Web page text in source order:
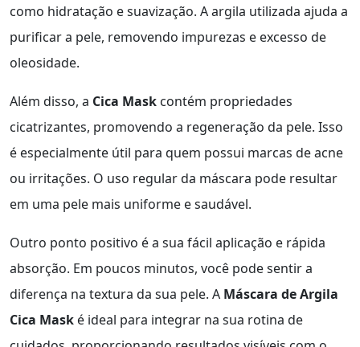
como hidratação e suavização. A argila utilizada ajuda a
purificar a pele, removendo impurezas e excesso de
oleosidade.
Além disso, a Cica Mask contém propriedades
cicatrizantes, promovendo a regeneração da pele. Isso
é especialmente útil para quem possui marcas de acne
ou irritações. O uso regular da máscara pode resultar
em uma pele mais uniforme e saudável.
Outro ponto positivo é a sua fácil aplicação e rápida
absorção. Em poucos minutos, você pode sentir a
diferença na textura da sua pele. A Máscara de Argila
Cica Mask é ideal para integrar na sua rotina de